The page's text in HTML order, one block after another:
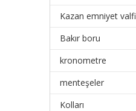
Kazan emniyet valfi
Bakır boru
kronometre
menteşeler
Kolları